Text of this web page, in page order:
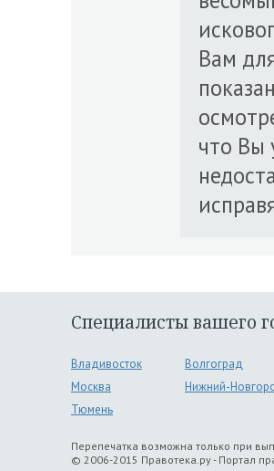
Вам
что Вы
Специалисты вашего
Владивосток
Волгоград
Москва
Нижний-
Тюмень
Перепечатка возможна только при
© 2006-2015 Правотека.ру - Портал